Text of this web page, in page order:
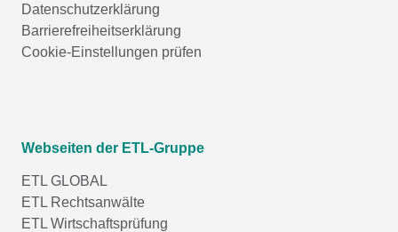
Datenschutzerklärung
Barrierefreiheitserklärung
Cookie-Einstellungen prüfen
Webseiten der ETL-Gruppe
ETL GLOBAL
ETL Rechtsanwälte
ETL Wirtschaftsprüfung